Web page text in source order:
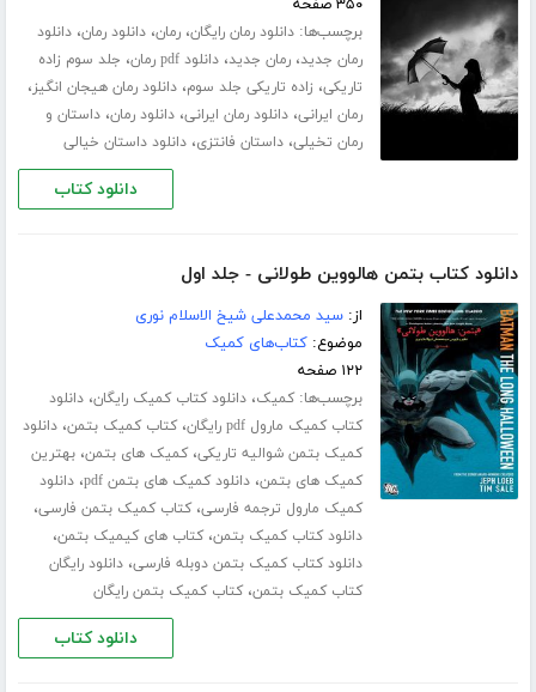
۳۵۰ صفحه
برچسب‌ها:دانلود رمان رایگان،رمان،دانلود رمان،دانلود
رمان جدید،رمان جدید،دانلود pdf رمان ، جلد سوم زاده
تاریکی، زاده تاریکی جلد سوم،دانلود رمان هیجان انگیز،
رمان ایرانی،دانلود رمان ایرانی،دانلود رمان،داستان و
رمان تخیلی،داستان فانتزی،دانلود داستان خیالی
دانلود کتاب
دانلود کتاب بتمن هالووین طولانی - جلد اول
از:سید محمدعلی شیخ الاسلام نوری
موضوع:کتاب‌های کمیک
۱۲۲ صفحه
برچسب‌ها:کمیک،دانلود کتاب کمیک رایگان،دانلود
کتاب کمیک مارول pdf رایگان
،کتاب کمیک بتمن،دانلود
کمیک بتمن شوالیه تاریکی،کمیک های بتمن،بهترین
کمیک های بتمن،دانلود کمیک های بتمن pdf ،دانلود
کمیک مارول ترجمه فارسی،کتاب کمیک بتمن فارسی،
دانلود کتاب کمیک بتمن،کتاب های کیمیک بتمن،
دانلود کتاب کمیک بتمن دوبله فارسی،دانلود رایگان
کتاب کمیک بتمن،کتاب کمیک بتمن رایگان
دانلود کتاب